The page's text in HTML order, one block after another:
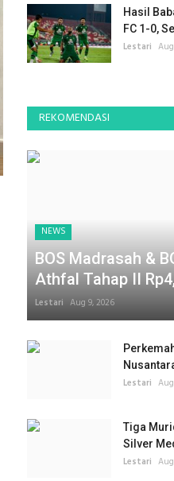
Hasil
FC 1-0,
Lestari
REKOMENDASI
NEWS
BOS Madrasah &
Athfal Tahap II
Lestari Aug 9, 2026
Lestari
Tiga
Silver
Lestari